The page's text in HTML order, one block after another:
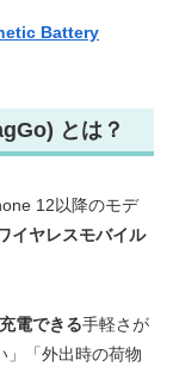
Battery
とは？
12以降のモデ
イヤレスモバイル
電できる手軽さが
」「外出時の荷物